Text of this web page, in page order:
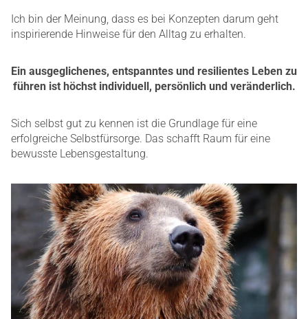
Ich bin der Meinung, dass es bei Konzepten darum geht
inspirierende Hinweise für den Alltag zu erhalten.
Ein ausgeglichenes, entspanntes und resilientes Leben zu
führen ist höchst individuell, persönlich und veränderlich.
Sich selbst gut zu kennen ist die Grundlage für eine
erfolgreiche Selbstfürsorge. Das schafft Raum für eine
bewusste Lebensgestaltung.